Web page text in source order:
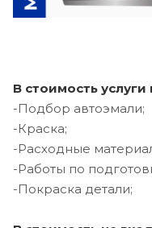
В стоимость услуги
-Подбор автоэмали;
-Краска;
-Расходные
-Работы по
-Покраска детали;